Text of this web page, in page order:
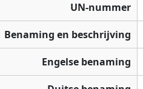
UN-nummer
Benaming en beschrijving
Engelse benaming